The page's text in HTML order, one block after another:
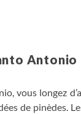
Antonio
vous longez
de pinèdes.